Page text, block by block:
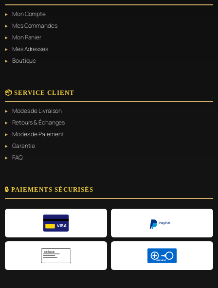
Mon Compte
Mes Commandes
Mon Panier
Mes Adresses
Boutique
📦 SERVICE CLIENT
Modes de Livraison
Retours & Échanges
Modes de Paiement
Garantie
FAQ
🔒 PAIEMENTS SÉCURISÉS
VISA
PayPal
CHÈQUE
VIREMENT